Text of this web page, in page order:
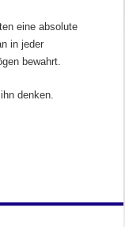
eine absolute
in jeder
bewahrt.
denken.